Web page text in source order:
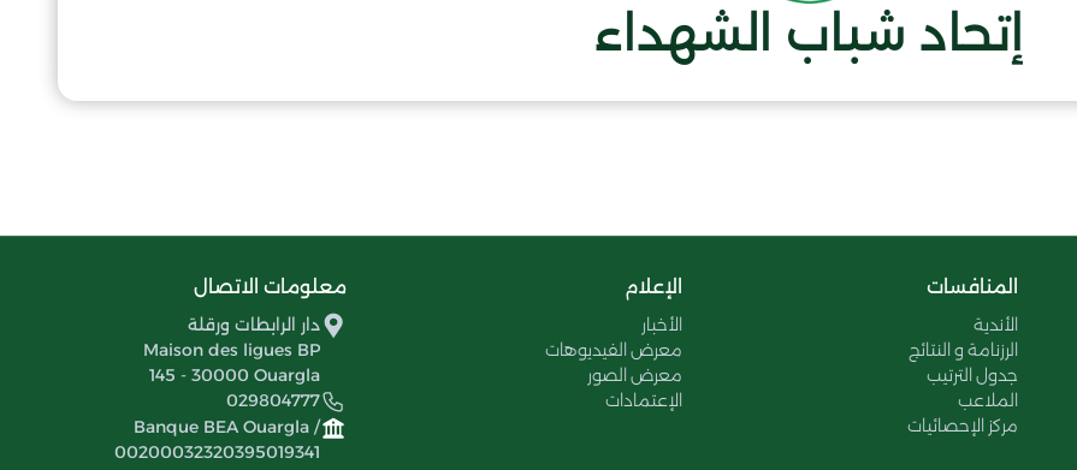
إتحاد شباب الشهداء
المنافسات
الأندية
الرزنامة و النتائج
جدول الترتيب
الملاعب
مركز الإحصائيات
الإعلام
الأخبار
معرض الفيديوهات
معرض الصور
الإعتمادات
معلومات الاتصال
دار الرابطات ورقلة
Maison des ligues BP
145 - 30000 Ouargla
029804777
Banque BEA Ouargla /
00200032320395019341